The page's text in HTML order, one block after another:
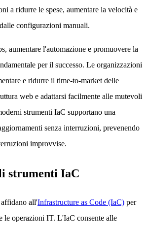
a ridurre le spese, aumentare la velocità e
configurazioni manuali.
aumentare l'automazione e promuovere la
per il successo. Le organizzazioni
e ridurre il time-to-market delle
web e adattarsi facilmente alle mutevoli
strumenti IaC supportano una
senza interruzioni, prevenendo
improvvise.
strumenti IaC
affidano all'Infrastructure as Code (IaC) per
le operazioni IT. L'IaC consente alle